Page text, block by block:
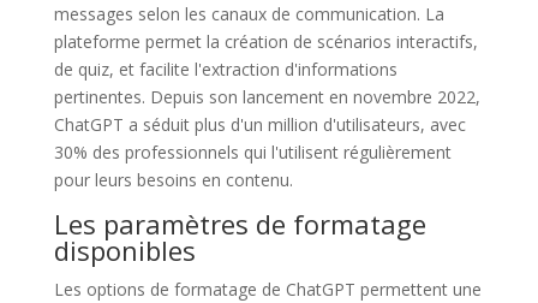
messages selon les canaux de communication. La
plateforme permet la création de scénarios interactifs,
de quiz, et facilite l'extraction d'informations
pertinentes. Depuis son lancement en novembre 2022,
ChatGPT a séduit plus d'un million d'utilisateurs, avec
30% des professionnels qui l'utilisent régulièrement
pour leurs besoins en contenu.
Les paramètres de formatage
disponibles
Les options de formatage de ChatGPT permettent une